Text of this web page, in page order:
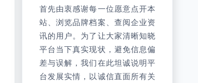
首先由衷感谢每一位愿意点开本
站、浏览品牌档案、查阅企业资
讯的用户。为了让大家清晰知晓
平台当下真实现状，避免信息偏
差与误解，我们在此坦诚说明平
台发展实情，以诚信直面所有关